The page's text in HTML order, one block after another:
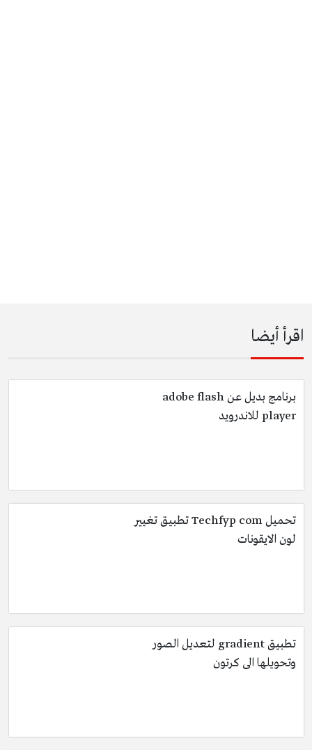
اقرأ أيضا
برنامج بديل عن adobe flash
player للاندرويد
تحميل Techfyp com تطبيق تغيير
لون الايقونات
تطبيق gradient لتعديل الصور
وتحويلها الى كرتون